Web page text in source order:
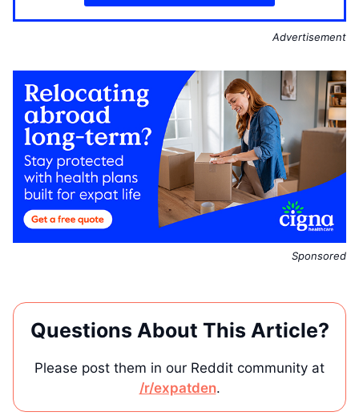
Advertisement
Sponsored
Questions About This Article?
Please post them in our Reddit community at
/r/expatden.